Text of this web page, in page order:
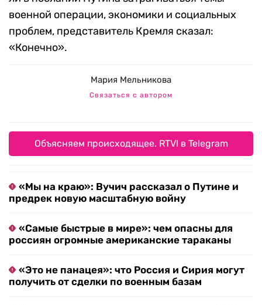
военной операции, экономики и социальных
проблем, представитель Кремля сказал:
«Конечно».
Мария Мельникова
Связаться с автором
Объясняем происходящее. RTVI в Telegram
«Мы на краю»: Вучич рассказал о Путине и
предрек новую масштабную войну
«Самые быстрые в мире»: чем опасны для
россиян огромные американские тараканы
«Это не панацея»: что Россия и Сирия могут
получить от сделки по военным базам